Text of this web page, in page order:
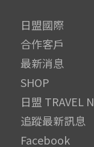
日盟國際
合作客戶
最新消息
SHOP
日盟 TRAVEL
追蹤最新訊息
Facebook